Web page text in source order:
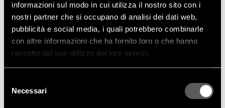
informazioni sul modo in cui utilizza il nostro sito con i
nostri partner che si occupano di analisi dei dati web,
pubblicità e social media, i quali potrebbero combinarle
con altre informazioni che ha fornito loro o che hanno
raccolto dal suo utilizzo dei loro servizi.
delNecessari